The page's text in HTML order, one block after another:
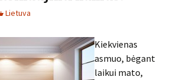
Lietuva
Kiekvienas
asmuo, bėgant
laikui mato,